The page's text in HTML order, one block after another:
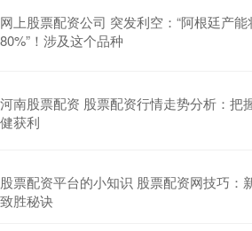
网上股票配资公司 突发利空：“阿根廷产能
80%”！涉及这个品种
河南股票配资 股票配资行情走势分析：把
健获利
股票配资平台的小知识 股票配资网技巧：
致胜秘诀